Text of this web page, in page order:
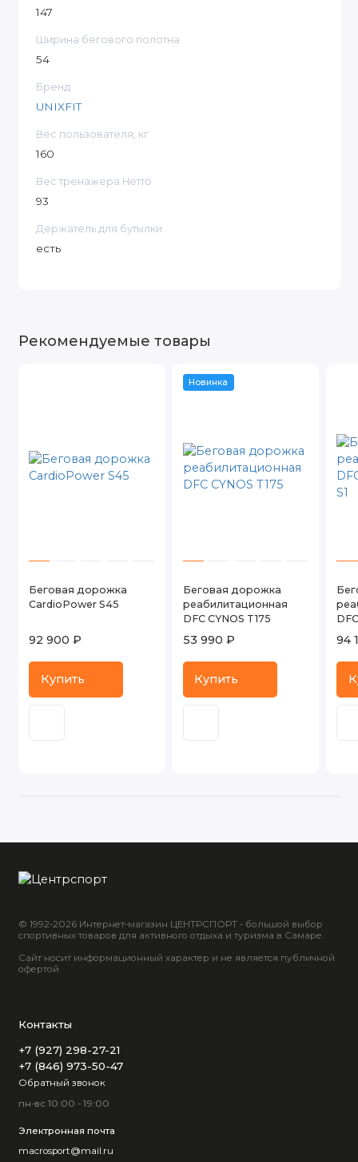
147
Ширина бегового полотна
54
Бренд
UNIXFIT
Вес пользователя, кг
160
Вес тренажера Нетто
93
Держатель для бутылки
есть
Рекомендуемые товары
Беговая дорожка
CardioPower S45
92 900 ₽
Купить
Новинка
Беговая дорожка
реабилитационная
DFC CYNOS T175
53 990 ₽
Купить
94
© 1992-2026 Интернет-магазин ЦЕНТРСПОРТ - большой выбор
спортивных товаров для активного отдыха и туризма в Самаре.
Сайт носит информационный характер и не является публичной
офертой
Контакты
+7 (927) 298-27-21
+7 (846) 973-50-47
Обратный звонок
пн-вс 10:00 - 19:00
Электронная почта
macrosport@mail.ru